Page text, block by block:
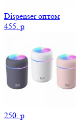
Dispenser оптом
455. p
250. p